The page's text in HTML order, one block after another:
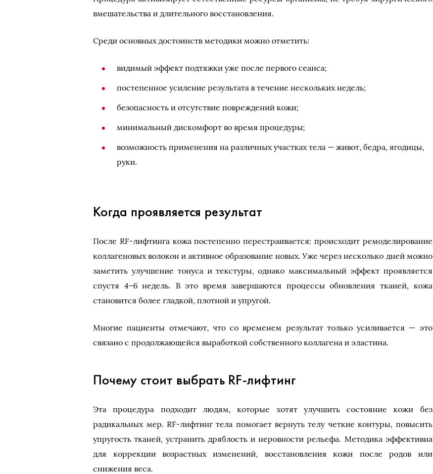
вмешательства и длительного восстановления.
Среди основных достоинств методики можно отметить:
видимый эффект подтяжки уже после первого сеанса;
постепенное усиление результата в течение нескольких недель;
безопасность и отсутствие повреждений кожи;
минимальный дискомфорт во время процедуры;
возможность применения на различных участках тела — живот, бедра, ягодицы,
руки.
Когда проявляется результат
После RF-лифтинга кожа постепенно перестраивается: происходит ремоделирование
коллагеновых волокон и активное образование новых. Уже через несколько дней можно
заметить улучшение тонуса и текстуры, однако максимальный эффект проявляется
спустя 4–6 недель. В это время завершаются процессы обновления тканей, кожа
становится более гладкой, плотной и упругой.
Многие пациенты отмечают, что со временем результат только усиливается — это
связано с продолжающейся выработкой собственного коллагена и эластина.
Почему стоит выбрать RF-лифтинг
Эта процедура подходит людям, которые хотят улучшить состояние кожи без
радикальных мер. RF-лифтинг тела помогает вернуть телу четкие контуры, повысить
упругость тканей, устранить дряблость и неровности рельефа. Методика эффективна
для коррекции возрастных изменений, восстановления кожи после родов или
снижения веса.